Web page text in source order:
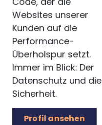
Websites unserer
Kunden auf die
Performance-
Überholspur setzt.
Immer im Blick: Der
Datenschutz und die
Sicherheit.
Profil ansehen